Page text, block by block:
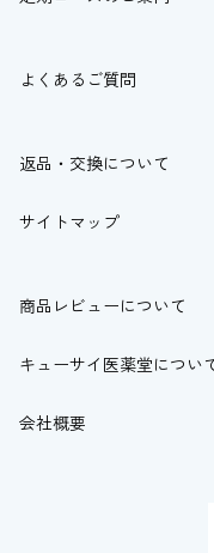
よくあるご質問
返品・交換について
サイトマップ
商品レビューについて
キューサイ医薬堂につい
会社概要